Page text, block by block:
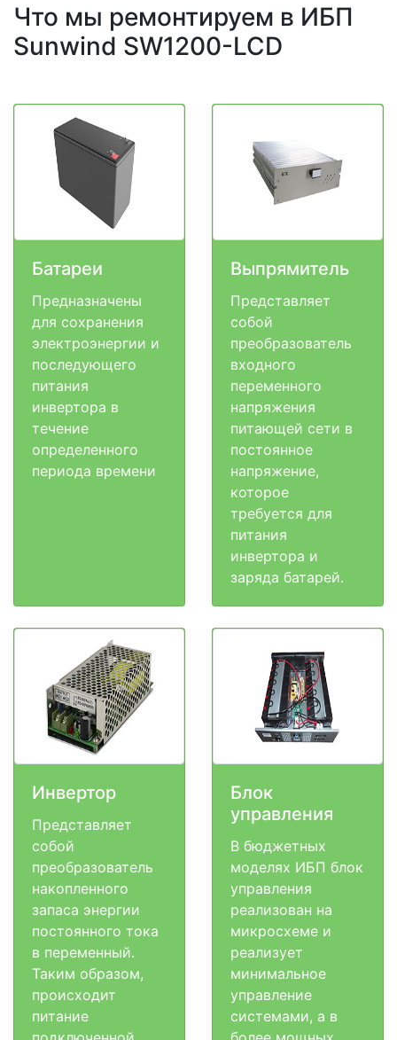
Что мы ремонтируем в ИБП
Sunwind SW1200-LCD
Батареи
Предназначены
для сохранения
электроэнергии и
последующего
питания
инвертора в
течение
определенного
периода времени
Выпрямитель
Представляет
собой
преобразователь
входного
переменного
напряжения
питающей сети в
постоянное
напряжение,
которое
требуется для
питания
инвертора и
заряда батарей.
Инвертор
Представляет
собой
преобразователь
накопленного
запаса энергии
постоянного тока
в переменный.
Таким образом,
происходит
питание
Блок
управления
В бюджетных
моделях ИБП блок
управления
реализован на
микросхеме и
реализует
минимальное
управление
системами, а в